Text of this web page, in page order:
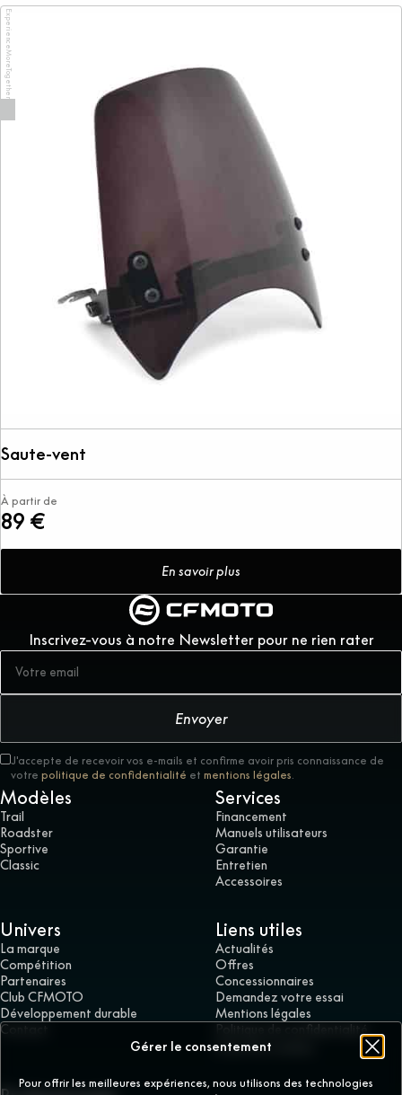
Gérer le consentement
Pour offrir les meilleures expériences, nous utilisons des technologies
ExperienceMoreTogether
Saute-vent
À partir de
89 €
En savoir plus
Inscrivez-vous à notre Newsletter pour ne rien rater
Envoyer
J'accepte de recevoir vos e-mails et confirme avoir pris connaissance de
votre politique de confidentialité et mentions légales
Modèles
Trail
Roadster
Sportive
Classic
Services
Financement
Manuels utilisateurs
Garantie
Entretien
Accessoires
Univers
La marque
Compétition
Partenaires
Club CFMOTO
Développement durable
Contact
Liens utiles
Actualités
Offres
Concessionnaires
Demandez votre essai
Mentions légales
Politique de confidentialité
Gérer les cookies